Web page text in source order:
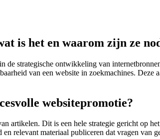
is het en waarom zijn ze
de strategische ontwikkeling van
van een website in zoekmachines.
websitepromotie?
artikelen. Dit is een hele strategie gericht op
relevant materiaal publiceren dat vragen